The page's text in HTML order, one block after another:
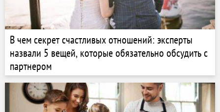
В чем секрет счастливых отношений: эксперты
назвали 5 вещей, которые обязательно обсудить с
партнером